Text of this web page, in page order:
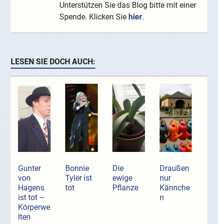
Unterstützen Sie das Blog bitte mit einer
Spende. Klicken Sie hier.
LESEN SIE DOCH AUCH:
Gunter
von
Hagens
ist tot –
Körperwe
lten
Bonnie
Tyler ist
tot
Die
ewige
Pflanze
Draußen
nur
Kännche
n